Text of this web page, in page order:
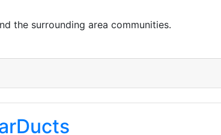
the surrounding area communities.